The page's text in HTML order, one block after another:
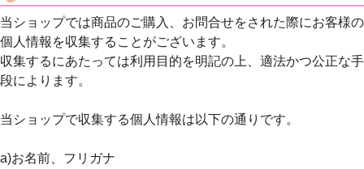
当ショップでは商品のご購入、お問合せをされた際にお客様の
個人情報を収集することがございます。
収集するにあたっては利用目的を明記の上、適法かつ公正な手
段によります。
当ショップで収集する個人情報は以下の通りです。
a)お名前、フリガナ